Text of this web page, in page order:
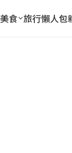
美食 旅行懶人包